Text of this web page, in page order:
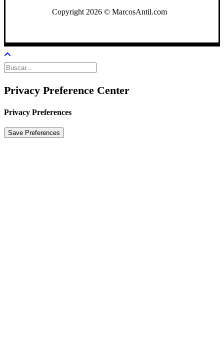
Copyright 2026 © MarcosAntil.com
Privacy Preference Center
Privacy Preferences